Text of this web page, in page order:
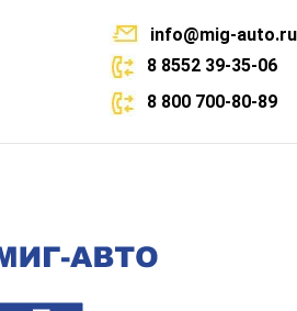
info@mig-auto.ru
8 8552 39-35-06
8 800 700-80-89